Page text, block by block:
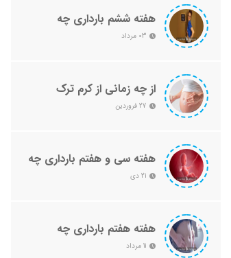
هفته ششم بارداری چه
علائمی دارد؟ + راهنمایی
03 مرداد
از چه زمانی از کرم ترک
بارداری استفاده کنیم
27 فروردین
هفته سی و هفتم بارداری چه
علائمی دارد؟ + راهنمای
21 دی
هفته هفتم بارداری چه
علائمی دارد؟ راهنمایی کامل
11 مرداد